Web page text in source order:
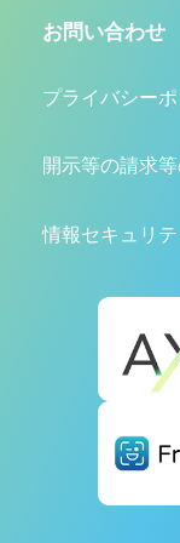
お問い合わせ
プライバシー
開示等の請求
情報セキュリテ